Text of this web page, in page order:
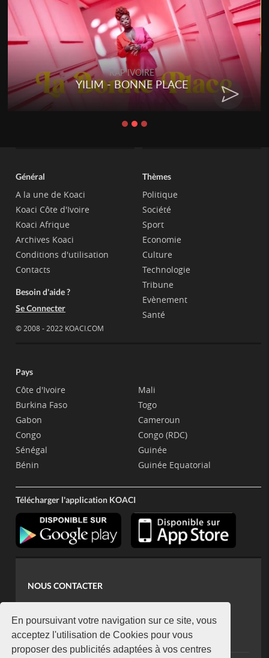
En poursuivant votre navigation sur ce site, vous
acceptez l'utilisation de Cookies pour vous
proposer des publicités adaptées à vos centres
RAP IVOIRE
YILIM - BONNE PLACE
Général
A la une de Koaci
Koaci Côte d'Ivoire
Koaci Afrique
Archives Koaci
Conditions d'utilisation
Contacts
Besoin d'aide ?
Se Connecter
© 2008 - 2022 KOACI.COM
Thèmes
Politique
Société
Sport
Economie
Culture
Technologie
Tribune
Evènement
Santé
Pays
Côte d'Ivoire
Burkina Faso
Gabon
Congo
Sénégal
Bénin
Mali
Togo
Cameroun
Congo (RDC)
Guinée
Guinée Equatorial
Télécharger l'application KOACI
NOUS CONTACTER
koaci@yahoo.fr
+225 07 08 85 52 93